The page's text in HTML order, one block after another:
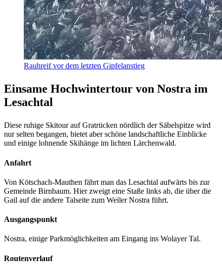
Rauhreif vor dem letzten Gipfelanstieg
Einsame Hochwintertour von Nostra im
Lesachtal
Diese ruhige Skitour auf Gratrücken nördlich der Säbelspitze wird
nur selten begangen, bietet aber schöne landschaftliche Einblicke
und einige lohnende Skihänge im lichten Lärchenwald.
Anfahrt
Von Kötschach-Mauthen fährt man das Lesachtal aufwärts bis zur
Gemeinde Birnbaum. Hier zweigt eine Staße links ab, die über die
Gail auf die andere Talseite zum Weiler Nostra führt.
Ausgangspunkt
Nostra, einige Parkmöglichkeiten am Eingang ins Wolayer Tal.
Routenverlauf